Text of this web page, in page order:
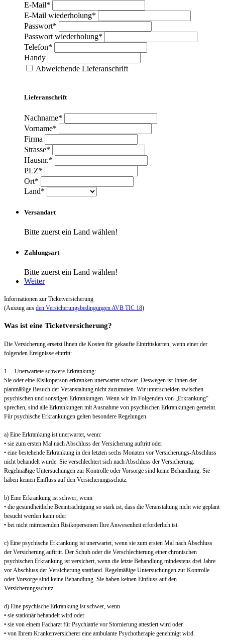
E-Mail*
E-Mail wiederholung*
Passwort*
Passwort wiederholung*
Telefon*
Handy
Abweichende Lieferanschrift
Lieferanschrift
Nachname*
Vorname*
Firma
Strasse*
Hausnr.*
PLZ*
Ort*
Land*
Versandart
Bitte zuerst ein Land wählen!
Zahlungsart
Bitte zuerst ein Land wählen!
Weiter
Informationen zur Ticketversicherung
(Auszug aus den Versicherungsbedingungen AVB TIC 18)
Was ist eine Ticketversicherung?
Die Versicherung ersetzt Ihnen die Kosten für gekaufte Eintrittskarten, wenn einer der
folgenden Ereignisse eintritt:
1. Unerwartete schwere Erkrankung:
Sie oder eine Risikoperson erkranken unerwartet schwer. Deswegen ist Ihnen der
planmäßige Besuch der Veranstaltung nicht zuzumuten. Wir unterscheiden zwischen
psychischen und sonstigen Erkrankungen. Wenn wir im Folgenden von „Erkrankung“
sprechen, sind alle Erkrankungen mit Ausnahme von psychischen Erkrankungen gemeint.
Für psychische Erkrankungen gelten besondere Regelungen.
a) Eine Erkrankung ist unerwartet, wenn:
• sie zum ersten Mal nach Abschluss der Versicherung auftritt oder
• eine bestehende Erkrankung in den letzten sechs Monaten vor Versicherungs-Abschluss
nicht behandelt wurde. Sie verschlechtert sich nach Abschluss der Versicherung.
Regelmäßige Untersuchungen zur Kontrolle oder Vorsorge sind keine Behandlung. Sie
haben keinen Einfluss auf den Versicherungsschutz.
b) Eine Erkrankung ist schwer, wenn
• die gesundheitliche Beeinträchtigung so stark ist, dass die Veranstaltung nicht wie geplant
besucht werden kann oder
• bei nicht mitreisenden Risikopersonen Ihre Anwesenheit erforderlich ist.
c) Eine psychische Erkrankung ist unerwartet, wenn sie zum ersten Mal nach Abschluss
der Versicherung auftritt. Der Schub oder die Verschlechterung einer chronischen
psychischen Erkrankung ist versichert, wenn die letzte Behandlung mindestens drei Jahre
vor Abschluss der Versicherung stattfand. Regelmäßige Untersuchungen zur Kontrolle
oder Vorsorge sind keine Behandlung. Sie haben keinen Einfluss auf den
Versicherungsschutz.
d) Eine psychische Erkrankung ist schwer, wenn
• sie stationär behandelt wird oder
• sie von einem Facharzt für Psychiatrie vor Stornierung attestiert wird oder
• von Ihrem Krankenversicherer eine ambulante Psychotherapie genehmigt wird.